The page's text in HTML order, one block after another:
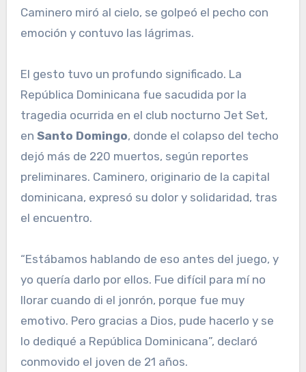
Caminero miró al cielo, se golpeó el pecho con
emoción y contuvo las lágrimas.
El gesto tuvo un profundo significado. La
República Dominicana fue sacudida por la
tragedia ocurrida en el club nocturno Jet Set,
en Santo Domingo, donde el colapso del techo
dejó más de 220 muertos, según reportes
preliminares. Caminero, originario de la capital
dominicana, expresó su dolor y solidaridad, tras
el encuentro.
“Estábamos hablando de eso antes del juego, y
yo quería darlo por ellos. Fue difícil para mí no
llorar cuando di el jonrón, porque fue muy
emotivo. Pero gracias a Dios, pude hacerlo y se
lo dediqué a República Dominicana”, declaró
conmovido el joven de 21 años.